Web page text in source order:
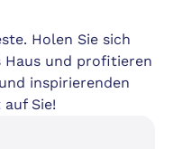
Holen Sie sich
Haus und profitieren
inspirierenden
Sie!